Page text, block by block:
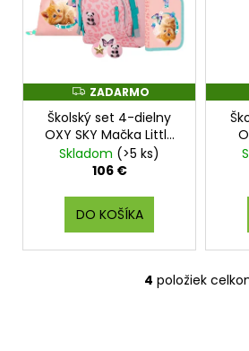
Z
A
D
A
R
M
O
ZADARMO
Školský set 4-dielny
OXY SKY Mačka Little
Kitty
Skladom (>5 ks)
106 €
DO KOŠÍKA
O
4 položiek